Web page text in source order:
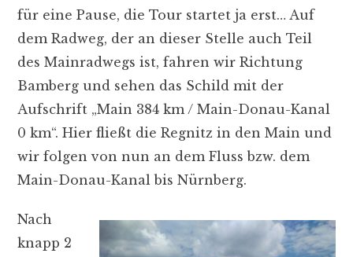
für eine Pause, die Tour startet ja erst… Auf
dem Radweg, der an dieser Stelle auch Teil
des Mainradwegs ist, fahren wir Richtung
Bamberg und sehen das Schild mit der
Aufschrift „Main 384 km / Main-Donau-Kanal
0 km“. Hier fließt die Regnitz in den Main und
wir folgen von nun an dem Fluss bzw. dem
Main-Donau-Kanal bis Nürnberg.
Nach
knapp 2